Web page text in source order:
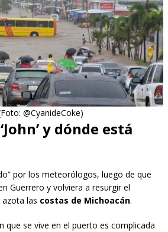
@CyanideCoke)
y dónde está
por los meteorólogos, luego de que
Guerrero y volviera a resurgir el
las costas de Michoacán.
que se vive en el puerto es complicada